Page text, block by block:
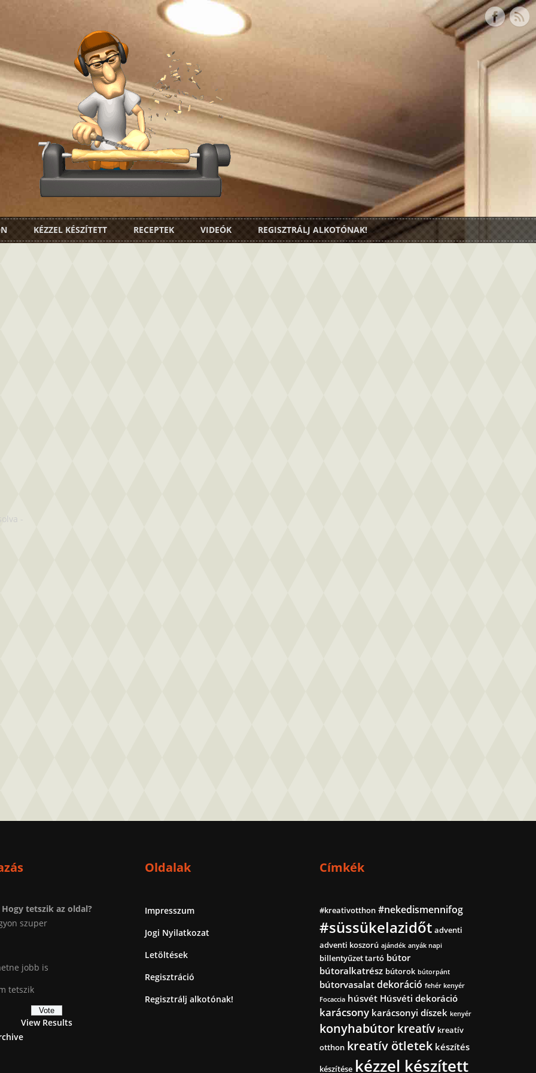
KÉZZEL KÉSZÍTETT RECEPTEK VIDEÓK REGISZTRÁLJ ALKOTÓNAK!
-
Hogy tetszik az oldal?
szuper
jobb is
tetszik
View Results
Oldalak
Impresszum
Jogi Nyilatkozat
Letöltések
Regisztráció
Regisztrálj alkotónak!
Címkék
#kreativotthon #nekedismennifog
#süssükelazidőt adventi
adventi koszorú ajándék anyák napi
billentyűzet tartó bútor
bútoralkatrész bútorok bútorpánt
bútorvasalat dekoráció fehér kenyér
Focaccia húsvét Húsvéti dekoráció
karácsony karácsonyi díszek kenyér
konyhabútor kreatív kreatív
otthon kreatív ötletek készítés
készítése kézzel készített